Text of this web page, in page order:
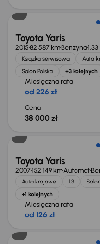
Toyota Yaris
201582 587 kmBenzyna
Książka serwisowa Auta
Salon Polska
+3 kolejnych
Miesięczna rata
od 226 zł
Cena
38 000 zł
Toyota Yaris
2007152 149 kmAutomat
Auta krajowe 1.3
+1 kolejnych
Miesięczna rata
od 126 zł
Możliwość odliczenia VAT